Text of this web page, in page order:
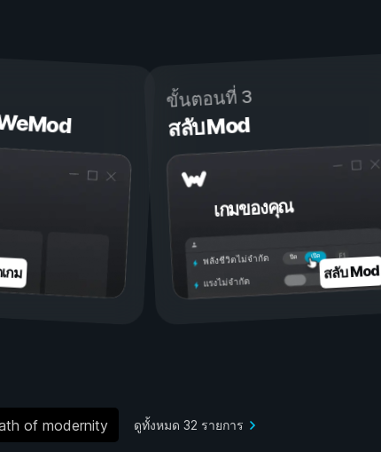
กม
ขั้นตอนที่ 3
สลับ Mod
เกมของคุณ
เปิด
ปิด
พลังชีวิตไม่จำกัด
แรงไม่จำกัด สลับ Mod
of modernity ดูทั้งหมด 32 รายการ